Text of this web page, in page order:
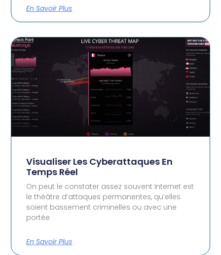
En Savoir Plus
Visualiser Les Cyberattaques En
Temps Réel
On peut le constater assez souvent Internet est
le théâtre d’attaques permanentes, qu’elles
soient bassement criminelles ou avec une
portée
En Savoir Plus